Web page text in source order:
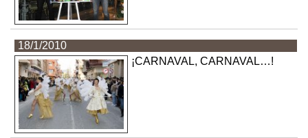
18/1/2010
¡CARNAVAL, CARNAVAL…!